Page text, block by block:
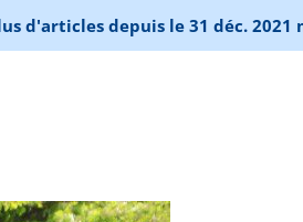
d'articles depuis le 31 déc. 2021